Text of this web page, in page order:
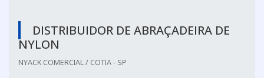
DISTRIBUIDOR DE ABRAÇADEIRA DE
NYLON
NYACK COMERCIAL / COTIA - SP